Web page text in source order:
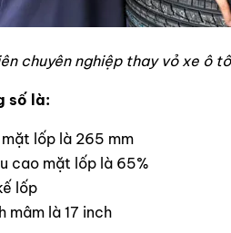
chuyên nghiệp thay vỏ xe ô
số là:
lốp là 265 mm
cao mặt lốp là 65%
lốp
mâm là 17 inch